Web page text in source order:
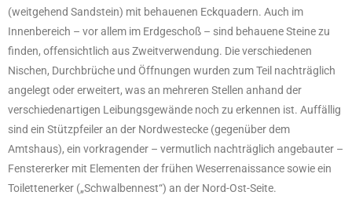
(weitgehend Sandstein) mit behauenen Eckquadern. Auch im
Innenbereich – vor allem im Erdgeschoß – sind behauene Steine zu
finden, offensichtlich aus Zweitverwendung. Die verschiedenen
Nischen, Durchbrüche und Öffnungen wurden zum Teil nachträglich
angelegt oder erweitert, was an mehreren Stellen anhand der
verschiedenartigen Leibungsgewände noch zu erkennen ist. Auffällig
sind ein Stützpfeiler an der Nordwestecke (gegenüber dem
Amtshaus), ein vorkragender – vermutlich nachträglich angebauter –
Fenstererker mit Elementen der frühen Weserrenaissance sowie ein
Toilettenerker („Schwalbennest“) an der Nord-Ost-Seite.